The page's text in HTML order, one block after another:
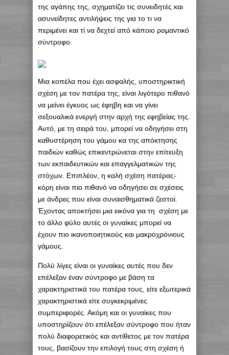
της αγάπης της, σχηματίζει τις συνειδητές και
ασυνείδητες αντιλήψεις της για το τι να
περιμένει και τί να δεχτεί από κάποιο ρομαντικό
σύντροφο.
Μια κοπέλα που έχει ασφαλής, υποστηρικτική
σχέση με τον πατέρα της, είναι λιγότερο πιθανό
να μείνει έγκυος ως έφηβη και να γίνει
σεξουαλικά ενεργή στην αρχή της εφηβείας της.
Αυτό, με τη σειρά του, μπορεί να οδηγήσει στη
καθυστέρηση του γάμου κα της απόκτησης
παιδιών καθώς επικεντρώνεται στην επίτευξη
των εκπαιδευτικών και επαγγελματικών της
στόχων. Επιπλέον, η καλή σχέση πατέρας-
κόρη είναι πιο πιθανό να οδηγήσει σε σχέσεις
με άνδρες που είναι συναισθηματικά ζεστοί.
Έχοντας αποκτήσει μια εικόνα για τη σχέση με
το άλλο φύλο αυτές οι γυναίκες μπορεί να
έχουν πιο ικανοποιητικούς και μακροχρόνιους
γάμους.
Πολύ λίγες είναι οι γυναίκες αυτές που δεν
επέλεξαν έναν σύντροφο με βάση τα
χαρακτηριστικά του πατέρα τους, είτε εξωτερικά
χαρακτηριστικά είτε συγκεκριμένες
συμπεριφορές. Ακόμη και οι γυναίκες που
υποστηρίζουν ότι επέλεξαν σύντροφο που ήταν
πολύ διαφορετικός και αντίθετος με τον πατέρα
τους, βασίζουν την επιλογή τους στη σχέση ή